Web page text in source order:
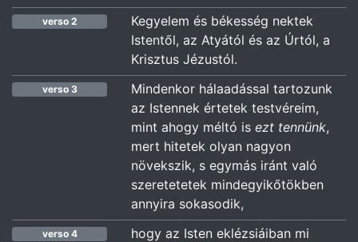
verso 2
Kegyelem és békesség nektek
Istentől, az Atyától és az Úrtól, a
Krisztus Jézustól.
verso 3
Mindenkor hálaadással tartozunk
az Istennek értetek testvéreim,
mint ahogy méltó isezt tennünk,
mert hitetek olyan nagyon
növekszik, s egymás iránt való
szeretetetek mindegyikőtökben
annyira sokasodik,
verso 4
hogy az Isten eklézsiáiban mi